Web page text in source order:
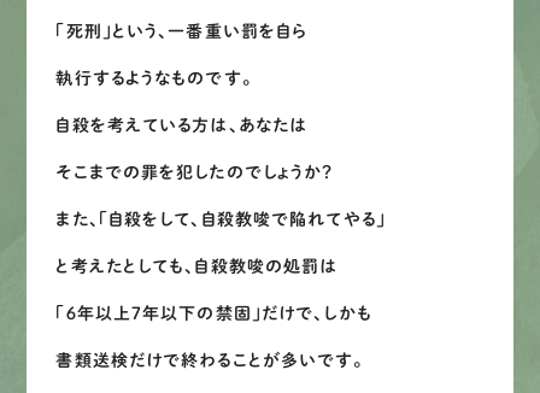
「死刑」という、一番重い罰を自ら
執行するようなものです。
自殺を考えている方は、あなたは
そこまでの罪を犯したのでしょうか？
また、「自殺をして、自殺教唆で陥れてやる」
と考えたとしても、自殺教唆の処罰は
「６年以上７年以下の禁固」だけで、しかも
書類送検だけで終わることが多いです。